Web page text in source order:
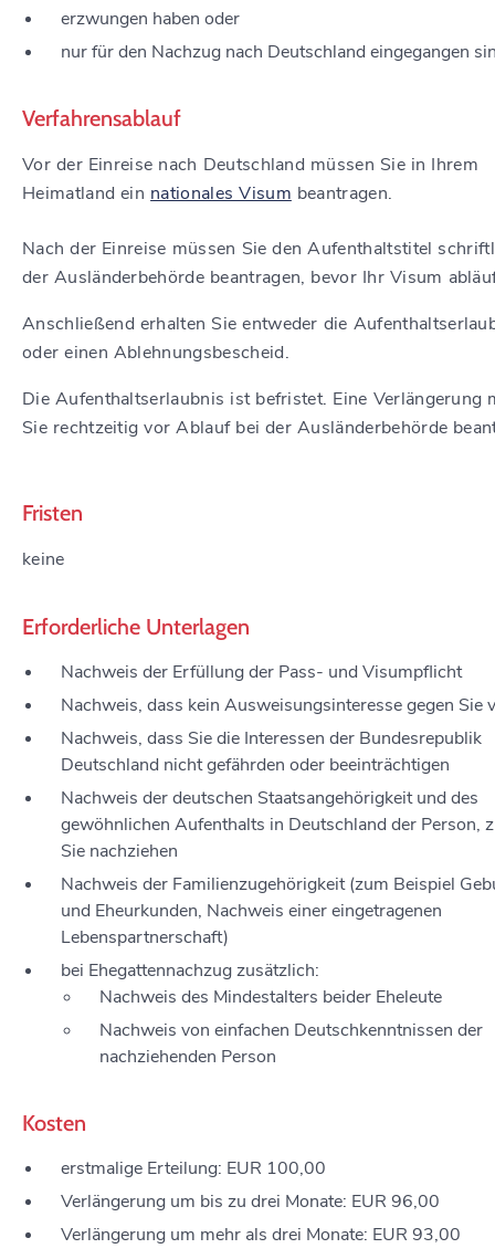
erzwungen haben oder
nur für den Nachzug nach Deutschland eingegangen
Verfahrensablauf
Vor der Einreise nach Deutschland müssen Sie in Ihrem
Heimatland ein nationales Visum beantragen.
Nach der Einreise müssen Sie den Aufenthaltstitel
der Ausländerbehörde beantragen, bevor Ihr Visum
Anschließend erhalten Sie entweder die
oder einen Ablehnungsbescheid.
Die Aufenthaltserlaubnis ist befristet. Eine Verlängerung
Sie rechtzeitig vor Ablauf bei der Ausländerbehörde
Fristen
keine
Erforderliche Unterlagen
Nachweis der Erfüllung der Pass- und Visumpflicht
Nachweis, dass kein Ausweisungsinteresse gegen Sie
Nachweis, dass Sie die Interessen der Bundesrepublik
Deutschland nicht gefährden oder beeinträchtigen
Nachweis der deutschen Staatsangehörigkeit und des
gewöhnlichen Aufenthalts in Deutschland der Person,
Sie nachziehen
Nachweis der Familienzugehörigkeit (zum Beispiel
und Eheurkunden, Nachweis einer eingetragenen
Lebenspartnerschaft)
bei Ehegattennachzug zusätzlich:
Nachweis des Mindestalters beider Eheleute
Nachweis von einfachen Deutschkenntnissen der
nachziehenden Person
Kosten
erstmalige Erteilung: EUR 100,00
Verlängerung um bis zu drei Monate: EUR 96,00
Verlängerung um mehr als drei Monate: EUR 93,00